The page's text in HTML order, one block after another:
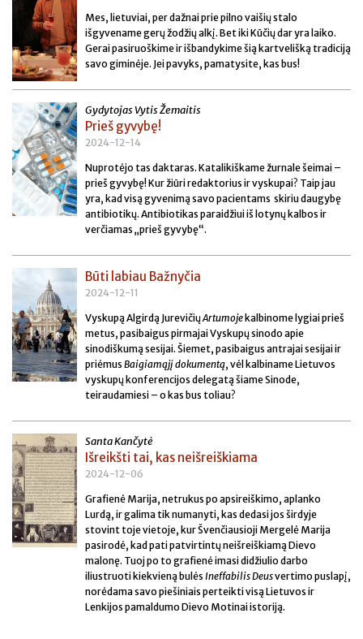
Mes, lietuviai, per dažnai prie pilno vaišių stalo
išgyvename gerų žodžių alkį. Bet iki Kūčių dar yra laiko.
Gerai pasiruoškime ir išbandykime šią kartvelišką tradiciją
savo giminėje. Jei pavyks, pamatysite, kas bus!
Gydytojas Vytis Žemaitis
Prieš gyvybę!
2024-12-14
Nuprotėjo tas daktaras. Katalikiškame žurnale šeimai –
prieš gyvybę! Kur žiūri redaktorius ir vyskupai? Taip jau
yra, kad visą gyvenimą savo pacientams skiriu daugybę
antibiotikų. Antibiotikas paraidžiui iš lotynų kalbos ir
verčiamas „prieš gyvybę“.
Būti labiau Bažnyčia
2024-12-11
Vyskupą Algirdą JurevičiųArtumoje kalbinome lygiai prieš
metus, pasibaigus pirmajai Vyskupų sinodo apie
sinodiškumą sesijai. Šiemet, pasibaigus antrajai sesijai ir
priėmus Baigiamąjį dokumentą, vėl kalbiname Lietuvos
vyskupų konferencijos delegatą šiame Sinode,
teiraudamiesi – o kas bus toliau?
Santa Kančytė
Išreikšti tai, kas neišreiškiama
2024-12-06
Grafienė Marija, netrukus po apsireiškimo, aplanko
Lurdą, ir galima tik numanyti, kas dedasi jos širdyje
stovint toje vietoje, kur Švenčiausioji Mergelė Marija
pasirodė, kad pati patvirtintų neišreiškiamą Dievo
malonę. Tuoj po to grafienė imasi didžiulio darbo
iliustruoti kiekvieną bulės Ineffabilis Deusvertimo puslapį,
norėdama savo piešiniais perteikti visą Lietuvos ir
Lenkijos pamaldumo Dievo Motinai istoriją.